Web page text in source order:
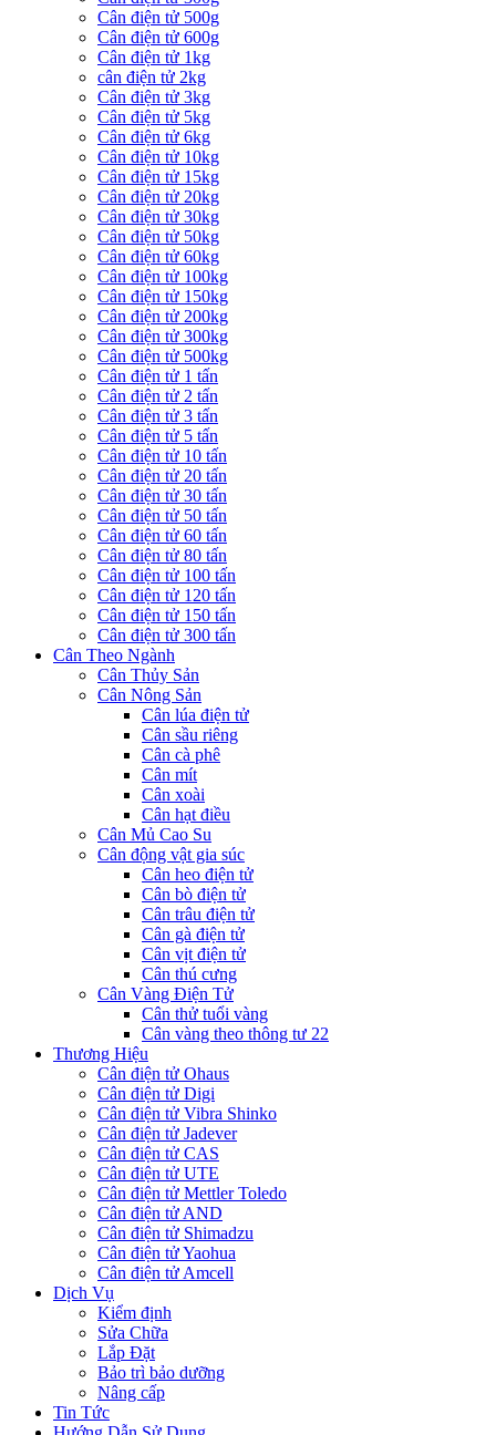
Cân điện tử 500g
Cân điện tử 600g
Cân điện tử 1kg
cân điện tử 2kg
Cân điện tử 3kg
Cân điện tử 5kg
Cân điện tử 6kg
Cân điện tử 10kg
Cân điện tử 15kg
Cân điện tử 20kg
Cân điện tử 30kg
Cân điện tử 50kg
Cân điện tử 60kg
Cân điện tử 100kg
Cân điện tử 150kg
Cân điện tử 200kg
Cân điện tử 300kg
Cân điện tử 500kg
Cân điện tử 1 tấn
Cân điện tử 2 tấn
Cân điện tử 3 tấn
Cân điện tử 5 tấn
Cân điện tử 10 tấn
Cân điện tử 20 tấn
Cân điện tử 30 tấn
Cân điện tử 50 tấn
Cân điện tử 60 tấn
Cân điện tử 80 tấn
Cân điện tử 100 tấn
Cân điện tử 120 tấn
Cân điện tử 150 tấn
Cân điện tử 300 tấn
Cân Theo Ngành
Cân Thủy Sản
Cân Nông Sản
Cân lúa điện tử
Cân sầu riêng
Cân cà phê
Cân mít
Cân xoài
Cân hạt điều
Cân Mủ Cao Su
Cân động vật gia súc
Cân heo điện tử
Cân bò điện tử
Cân trâu điện tử
Cân gà điện tử
Cân vịt điện tử
Cân thú cưng
Cân Vàng Điện Tử
Cân thử tuổi vàng
Cân vàng theo thông tư 22
Thương Hiệu
Cân điện tử Ohaus
Cân điện tử Digi
Cân điện tử Vibra Shinko
Cân điện tử Jadever
Cân điện tử CAS
Cân điện tử UTE
Cân điện tử Mettler Toledo
Cân điện tử AND
Cân điện tử Shimadzu
Cân điện tử Yaohua
Cân điện tử Amcell
Dịch Vụ
Kiểm định
Sửa Chữa
Lắp Đặt
Bảo trì bảo dưỡng
Nâng cấp
Tin Tức